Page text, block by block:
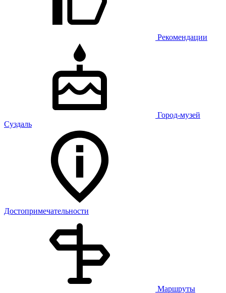
Рекомендации
Город-музей
Суздаль
Достопримечательности
Маршруты